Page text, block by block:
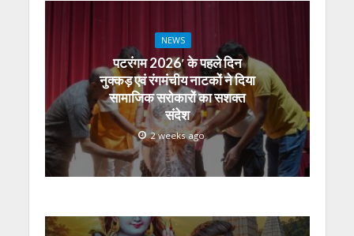
NEWS
पटरंगम 2026′ के पहले दिन
नुक्कड़ एवं रंगमंचीय नाटकों ने दिया
सामाजिक सरोकारों का सशक्त
संदेश
2 weeks ago